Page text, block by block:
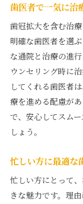
歯医者で一気に治
歯冠拡大を含む治
明確な歯医者を選
な通院と治療の進
ウンセリング時に
してくれる歯医者
療を進める配慮が
で、安心してスム
しょう。
忙しい方に最適な
忙しい方にとって
きな魅力です。理